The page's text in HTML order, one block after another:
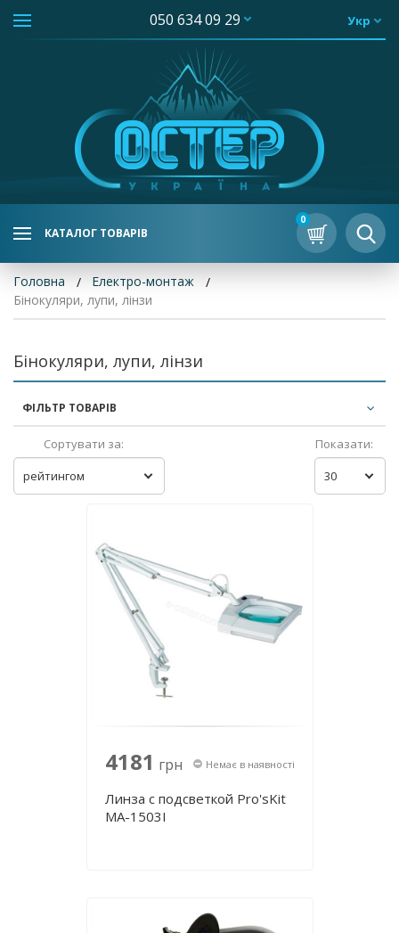
050 634 09 29 Укр
КАТАЛОГ ТОВАРІВ
0
Головна
Електро-монтаж
Бінокуляри, лупи, лінзи
ФІЛЬТР ТОВАРІВ
Бінокуляри, лупи, лінзи
Сортувати за:
рейтингом
Показати:
30
4181 грн Немає в наявності
Линза с подсветкой Pro'sKit
MA-1503I